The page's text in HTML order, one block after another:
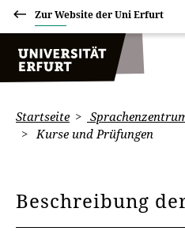
Zur Website der Uni Erfurt
Startseite
Kurse und Prüfungen
Beschreibung